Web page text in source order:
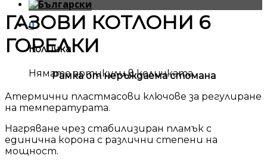
0
Количка
Нямате артикули в количката.
ГАЗОВИ КОТЛОНИ 6
ГОРЕЛКИ
Рамка от неръждаема стомана
Атермични пластмасови ключове за регулиране
на температурата.
Нагряване чрез стабилизиран пламък с
единична корона с различни степени на
мощност.